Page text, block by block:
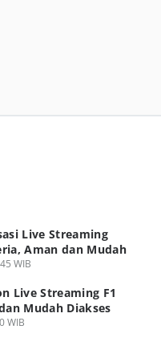
Live Streaming
Aman dan Mudah
WIB
Live Streaming F1
Mudah Diakses
WIB